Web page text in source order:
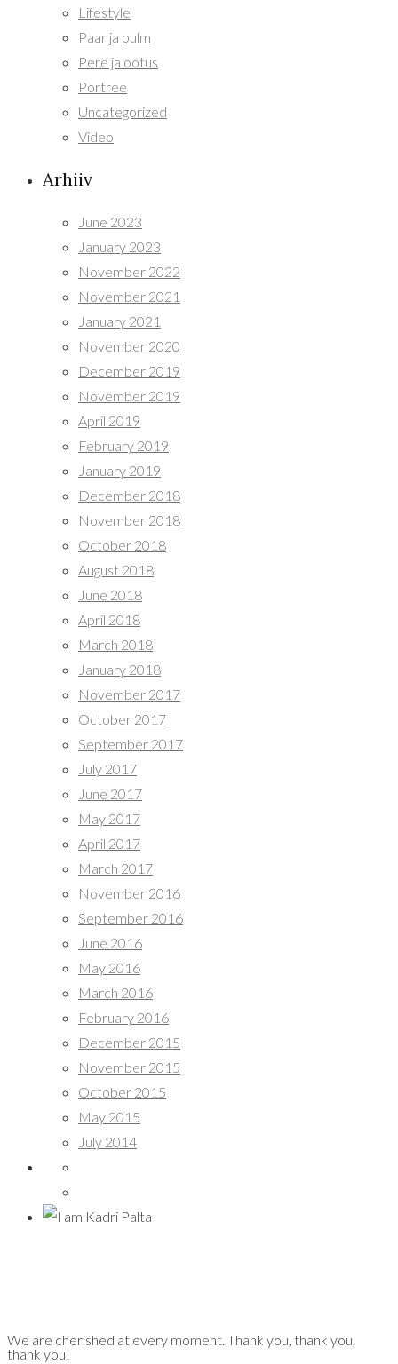
Lifestyle
Paar ja pulm
Pere ja ootus
Portree
Uncategorized
Video
Arhiiv
June 2023
January 2023
November 2022
November 2021
January 2021
November 2020
December 2019
November 2019
April 2019
February 2019
January 2019
December 2018
November 2018
October 2018
August 2018
June 2018
April 2018
March 2018
January 2018
November 2017
October 2017
September 2017
July 2017
June 2017
May 2017
April 2017
March 2017
November 2016
September 2016
June 2016
May 2016
March 2016
February 2016
December 2015
November 2015
October 2015
May 2015
July 2014
We are cherished at every moment. Thank you, thank you,
thank you!